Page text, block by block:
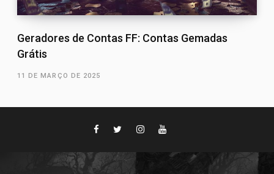
Geradores de Contas FF: Contas Gemadas
Grátis
11 DE MARÇO DE 2025